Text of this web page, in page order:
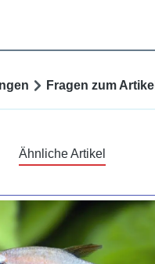
Fragen zum Artikel
Ähnliche Artikel